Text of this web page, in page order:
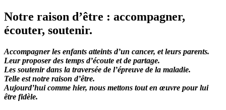
Notre raison d’être : accompagner,
écouter, soutenir.
Accompagner les enfants atteints d’un cancer, et leurs parents.
Leur proposer des temps d’écoute et de partage.
Les soutenir dans la traversée de l’épreuve de la maladie.
Telle est notre raison d’être.
Aujourd’hui comme hier, nous mettons tout en œuvre pour lui
être fidèle.